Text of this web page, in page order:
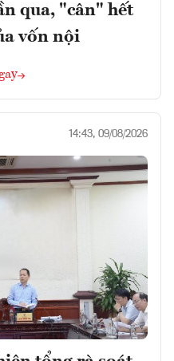
qua, "cân" hết
vốn nội
14:43, 09/08/2026